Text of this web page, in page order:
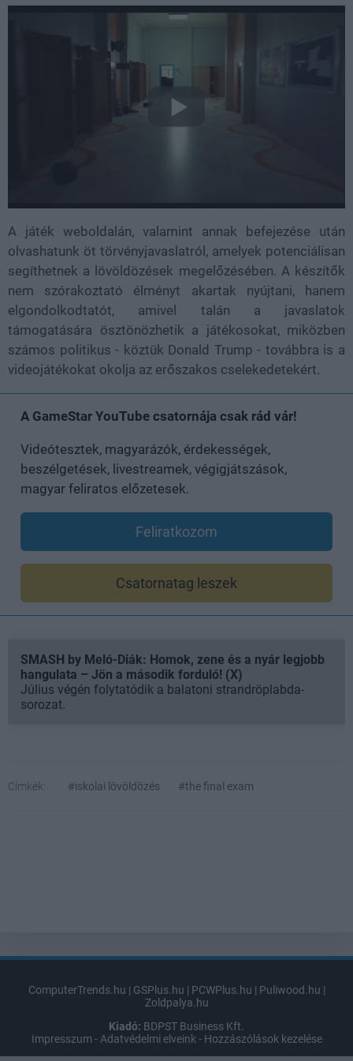
A játék weboldalán, valamint annak befejezése után
olvashatunk öt törvényjavaslatról, amelyek potenciálisan
segíthetnek a lövöldözések megelőzésében. A készítők
nem szórakoztató élményt akartak nyújtani, hanem
elgondolkodtatót, amivel talán a javaslatok
támogatására ösztönözhetik a játékosokat, miközben
számos politikus - köztük Donald Trump - továbbra is a
videojátékokat okolja az erőszakos cselekedetekért.
A GameStar YouTube csatornája csak rád vár!
Videótesztek, magyarázók, érdekességek,
beszélgetések, livestreamek, végigjátszások,
magyar feliratos előzetesek.
Feliratkozom
Csatornatag leszek
SMASH by Meló-Diák: Homok, zene és a nyár legjobb
hangulata – Jön a második forduló! (X)
Július végén folytatódik a balatoni strandröplabda-
sorozat.
Címkék: #iskolai lövöldözés #the final exam
ComputerTrends.hu | GSPlus.hu | PCWPlus.hu | Puliwood.hu |
Zoldpalya.hu
Kiadó: BDPST Business Kft.
Impresszum - Adatvédelmi elveink - Hozzászólások kezelése